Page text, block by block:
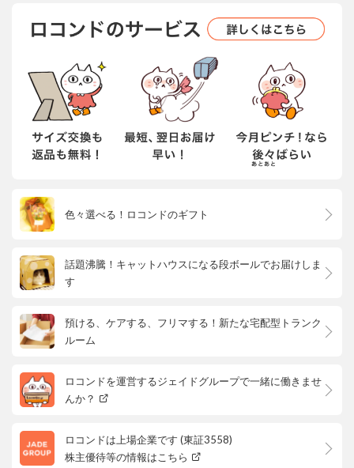
色々選べる！ロコンドのギフト
話題沸騰！キャットハウスになる段ボールでお届けしま
す
預ける、ケアする、フリマする！新たな宅配型トランク
ルーム
ロコンドを運営するジェイドグループで一緒に働きませ
んか？
ロコンドは上場企業です (東証3558)
株主優待等の情報はこちら